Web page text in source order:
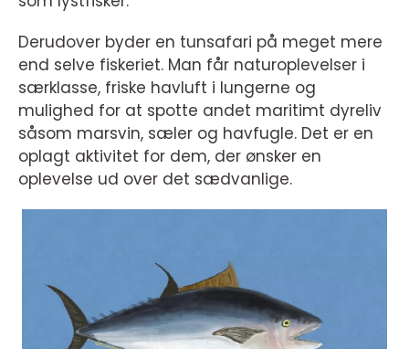
Derudover byder en tunsafari på meget mere
end selve fiskeriet. Man får naturoplevelser i
særklasse, friske havluft i lungerne og
mulighed for at spotte andet maritimt dyreliv
såsom marsvin, sæler og havfugle. Det er en
oplagt aktivitet for dem, der ønsker en
oplevelse ud over det sædvanlige.